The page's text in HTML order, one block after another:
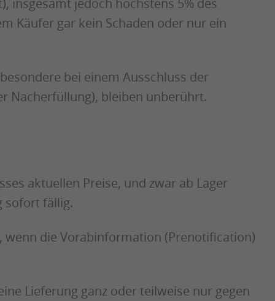
Käufer gar kein Schaden oder nur ein
bei einem Ausschluss der
Nacherfüllung), bleiben unberührt.
aktuellen Preise, und zwar ab Lager
sofort fällig.
die Vorabinformation (Prenotification)
Lieferung ganz oder teilweise nur gegen